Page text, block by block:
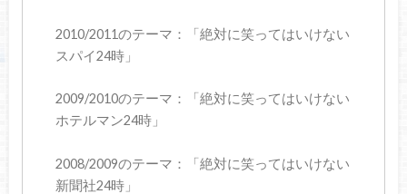
2010/2011のテーマ：「絶対に笑ってはいけない
スパイ24時」
2009/2010のテーマ：「絶対に笑ってはいけない
ホテルマン24時」
2008/2009のテーマ：「絶対に笑ってはいけない
新聞社24時」